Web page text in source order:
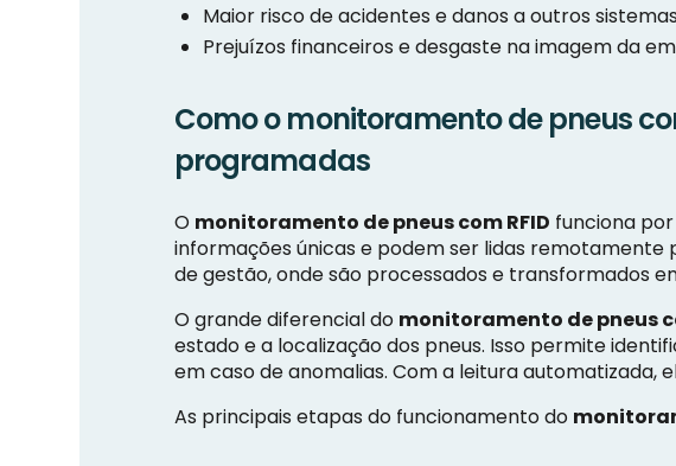
Maior risco de acidentes e danos a outros
Prejuízos financeiros e desgaste na imagem da
Como o monitoramento de pneus
programadas
O monitoramento de pneus com RFID funciona
informações únicas e podem ser lidas remotamente
de gestão, onde são processados e transformados
O grande diferencial do monitoramento de pneus
estado e a localização dos pneus. Isso permite
em caso de anomalias. Com a leitura automatizada,
As principais etapas do funcionamento do